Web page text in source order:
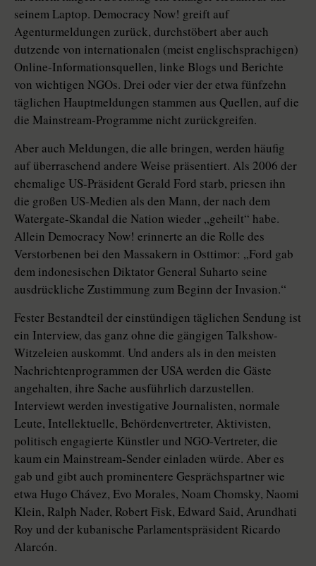
seinem Laptop. Democracy Now! greift auf
Agenturmeldungen zurück, durchstöbert aber auch
dutzende von internationalen (meist englischsprachigen)
Online-Informationsquellen, linke Blogs und Berichte
von wichtigen NGOs. Drei oder vier der etwa fünfzehn
täglichen Hauptmeldungen stammen aus Quellen, auf die
die Mainstream-Programme nicht zurückgreifen.
Aber auch Meldungen, die alle bringen, werden häufig
auf überraschend andere Weise präsentiert. Als 2006 der
ehemalige US-Präsident Gerald Ford starb, priesen ihn
die großen US-Medien als den Mann, der nach dem
Watergate-Skandal die Nation wieder „geheilt“ habe.
Allein Democracy Now! erinnerte an die Rolle des
Verstorbenen bei den Massakern in Osttimor: „Ford gab
dem indonesischen Diktator General Suharto seine
ausdrückliche Zustimmung zum Beginn der Invasion.“
Fester Bestandteil der einstündigen täglichen Sendung ist
ein Interview, das ganz ohne die gängigen Talkshow-
Witzeleien auskommt. Und anders als in den meisten
Nachrichtenprogrammen der USA werden die Gäste
angehalten, ihre Sache ausführlich darzustellen.
Interviewt werden investigative Journalisten, normale
Leute, Intellektuelle, Behördenvertreter, Aktivisten,
politisch engagierte Künstler und NGO-Vertreter, die
kaum ein Mainstream-Sender einladen würde. Aber es
gab und gibt auch prominentere Gesprächspartner wie
etwa Hugo Chávez, Evo Morales, Noam Chomsky, Naomi
Klein, Ralph Nader, Robert Fisk, Edward Said, Arundhati
Roy und der kubanische Parlamentspräsident Ricardo
Alarcón.